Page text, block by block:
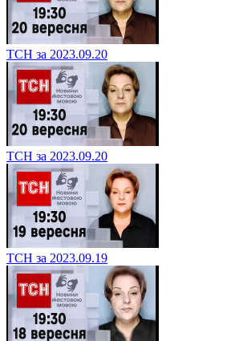
ТСН за 2023.09.20
ТСН за 2023.09.20
ТСН за 2023.09.19